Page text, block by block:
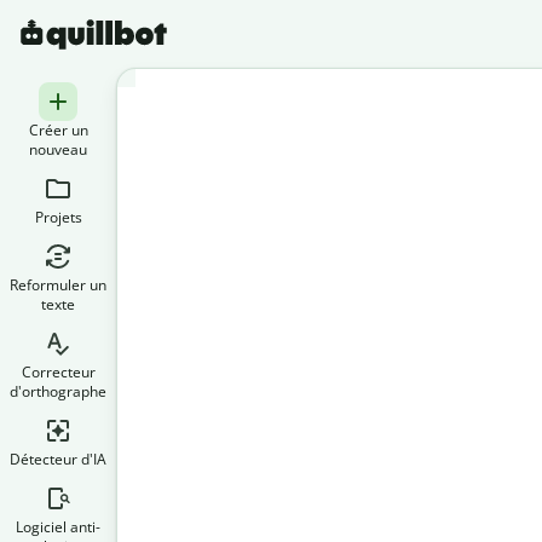
Créer un
nouveau
Projets
Reformuler un
texte
Correcteur
d'orthographe
Détecteur d'IA
Logiciel anti-